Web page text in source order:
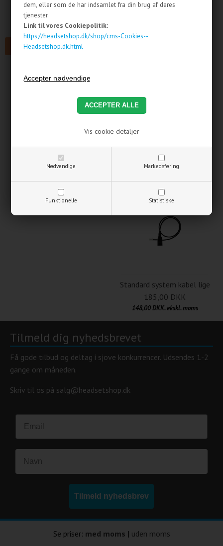
dem, eller som de har indsamlet fra din brug af deres
tjenester.
Link til vores Cookiepolitik:
https://headsetshop.dk/shop/cms-Cookies--
Headsetshop.dk.html
Nødvendige Markedsføring
Funktionelle Statistiske
Vis cookie detaljer
Jabra BIZ2400 Ørepude, 2
115,00 DKK. ekskl. moms
TILBUD
Jabra BIZ 2400 II Mono, 3-1
1.355,00 DKK
Standard system kabel lige
185,00 DKK
148,00 DKK. ekskl. moms
Tilmeld dig nyhedsbrevet
Få gode tilbud og deltag i sjove konkurrencer. Udsendes 1-2
gange om måneden.
Skriv til os på salg@headsetshop.dk
Tilmeld nyhedsbrev
Se priser: med moms | uden moms